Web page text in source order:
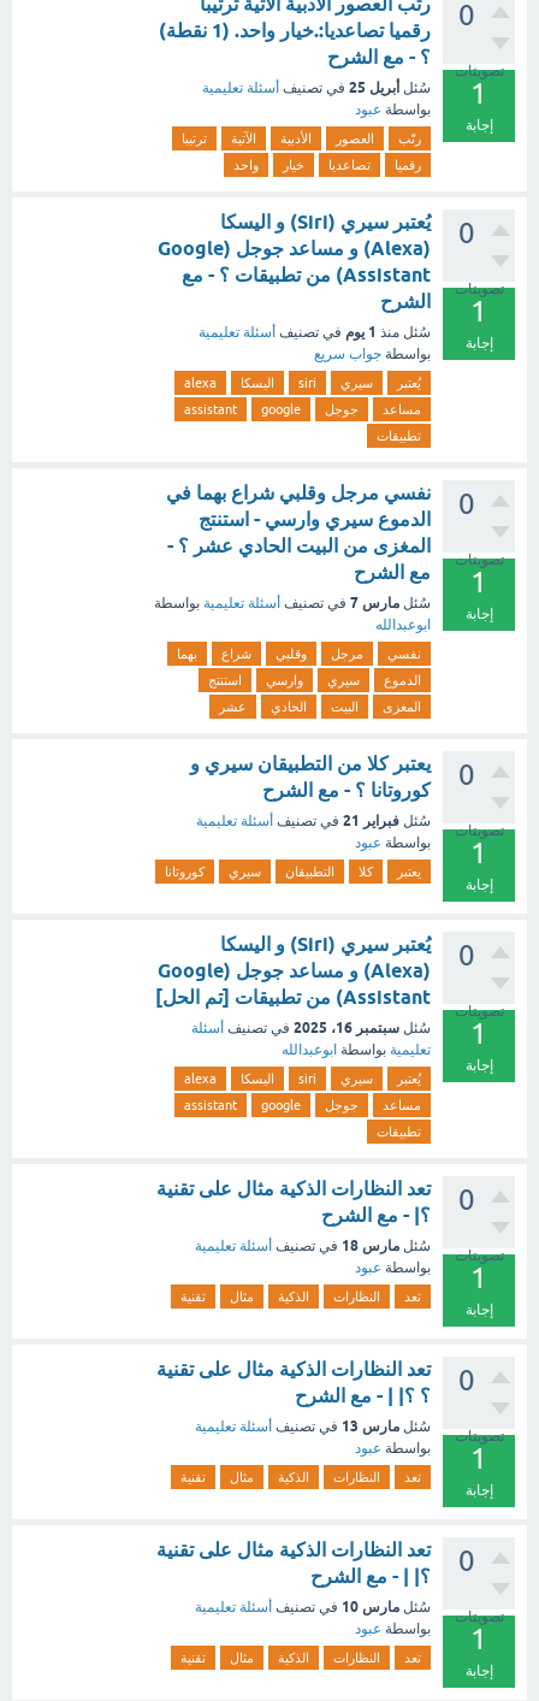
0
تصويتات
1
إجابة
رقميا تصاعديا:.خيار واحد. (1 نقطة)
؟ - مع الشرح
سُئل أبريل 25 في تصنيف أسئلة تعليمية
بواسطة عبود
رتّب العصور الأدبية الآتية
ترتيبا
رقميا
تصاعديا خيار واحد
0
تصويتات
1
إجابة
يُعتبر سيري (Siri) و اليسكا
(Alexa) و مساعد جوجل (Google
Assistant) من تطبيقات ؟ - مع
الشرح
سُئل منذ 1 يوم في تصنيف أسئلة تعليمية
بواسطة جواب سريع
يُعتبر سيري siri اليسكا
alexa
مساعد
جوجل google
assistant
تطبيقات
0
تصويتات
1
إجابة
نفسي مرجل وقلبي شراع بهما في
الدموع سيري وارسي - استنتج
المغزى من البيت الحادي عشر ؟ -
مع الشرح
سُئل مارس 7 في تصنيف أسئلة تعليمية بواسطة
ابوعبدالله
نفسي مرجل وقلبي شراع
بهما
الدموع
سيري وارسي
استنتج
المغزى
البيت الحادي عشر
0
تصويتات
1
إجابة
يعتبر كلا من التطبيقان سيري و
كوروتانا ؟ - مع الشرح
سُئل فبراير 21 في تصنيف أسئلة تعليمية
بواسطة عبود
يعتبر كلا التطبيقان سيري كوروتانا
0
تصويتات
1
إجابة
يُعتبر سيري (Siri) و اليسكا
(Alexa) و مساعد جوجل (Google
Assistant) من تطبيقات [تم الحل]
سُئل سبتمبر 16، 2025 في تصنيف أسئلة
تعليمية بواسطة ابوعبدالله
يُعتبر سيري siri اليسكا
alexa
مساعد
جوجل google
assistant
تطبيقات
0
تصويتات
1
إجابة
تعد النظارات الذكية مثال على تقنية
؟| - مع الشرح
سُئل مارس 18 في تصنيف أسئلة تعليمية
بواسطة عبود
تعد النظارات الذكية مثال تقنية
0
تصويتات
1
إجابة
تعد النظارات الذكية مثال على تقنية
؟ ؟| | - مع الشرح
سُئل مارس 13 في تصنيف أسئلة تعليمية
بواسطة عبود
تعد النظارات الذكية مثال تقنية
0
تصويتات
1
إجابة
تعد النظارات الذكية مثال على تقنية
؟| | - مع الشرح
سُئل مارس 10 في تصنيف أسئلة تعليمية
بواسطة عبود
تعد النظارات الذكية مثال تقنية